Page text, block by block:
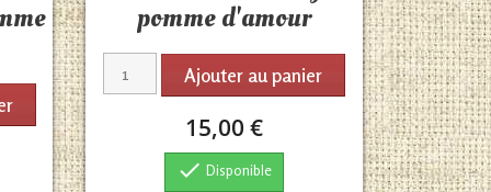
pomme d'amour
Ajouter au panier
15,00 €
 Disponible